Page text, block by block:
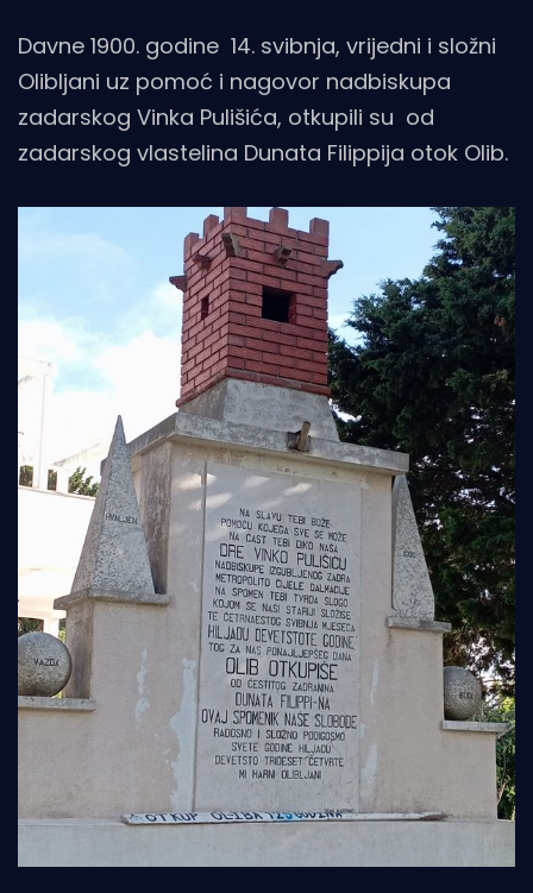
Davne 1900. godine 14. svibnja, vrijedni i složni
Olibljani uz pomoć i nagovor nadbiskupa
zadarskog Vinka Pulišića, otkupili su od
zadarskog vlastelina Dunata Filippija otok Olib.